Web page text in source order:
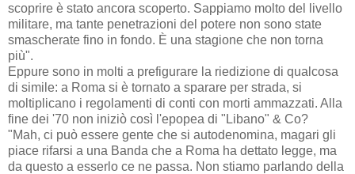
scoprire è stato ancora scoperto. Sappiamo molto del livello
militare, ma tante penetrazioni del potere non sono state
smascherate fino in fondo. È una stagione che non torna
più".
Eppure sono in molti a prefigurare la riedizione di qualcosa
di simile: a Roma si è tornato a sparare per strada, si
moltiplicano i regolamenti di conti con morti ammazzati. Alla
fine dei '70 non iniziò così l'epopea di "Libano" & Co?
"Mah, ci può essere gente che si autodenomina, magari gli
piace rifarsi a una Banda che a Roma ha dettato legge, ma
da questo a esserlo ce ne passa. Non stiamo parlando della